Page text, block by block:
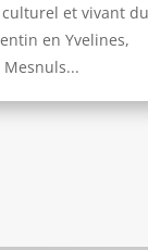
culturel et vivant du
en Yvelines,